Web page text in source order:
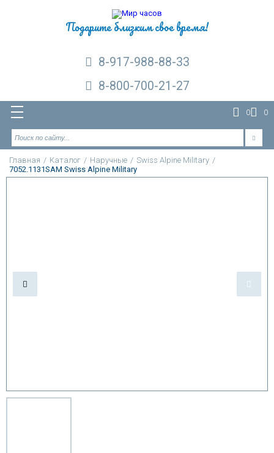
Подарите близким свое время!
8-917-988-88-33
8-800-700-21-27
0 0
Главная / Каталог / Наручные / Swiss Alpine Military /
7052.1131SAM Swiss Alpine Military